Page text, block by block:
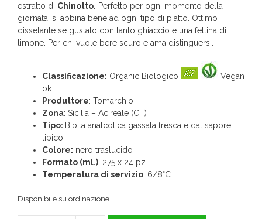
estratto di Chinotto. Perfetto per ogni momento della
giornata, si abbina bene ad ogni tipo di piatto. Ottimo
dissetante se gustato con tanto ghiaccio e una fettina di
limone. Per chi vuole bere scuro e ama distinguersi.
Classificazione: Organic Biologico
Vegan
ok.
Produttore: Tomarchio
Zona: Sicilia – Acireale (CT)
Tipo: Bibita analcolica gassata fresca e dal sapore
tipico
Colore: nero traslucido
Formato (ml.): 275 x 24 pz
Temperatura di servizio: 6/8°C
Disponibile su ordinazione